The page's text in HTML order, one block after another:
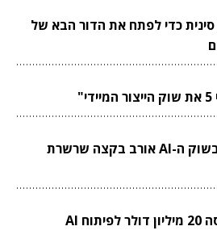
כדי לפתח את הדור הבא של
צוואר הבקבוק הבא בשוק ה-AI אורב בקצה שרשרת
Limitless Labs גייסה 20 מיליון דולר לפיתוח AI